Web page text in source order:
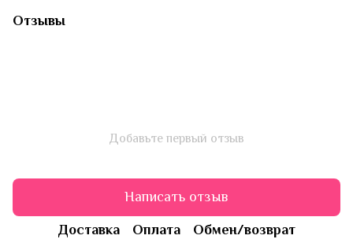
Отзывы
Добавьте первый отзыв
Написать отзыв
Доставка Оплата Обмен/возврат